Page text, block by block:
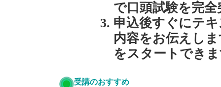
で口頭試験を完
申込後すぐにテ
内容をお伝えし
をスタートでき
受講のおすすめ